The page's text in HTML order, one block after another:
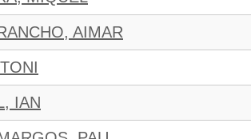
AIMAR
IAN